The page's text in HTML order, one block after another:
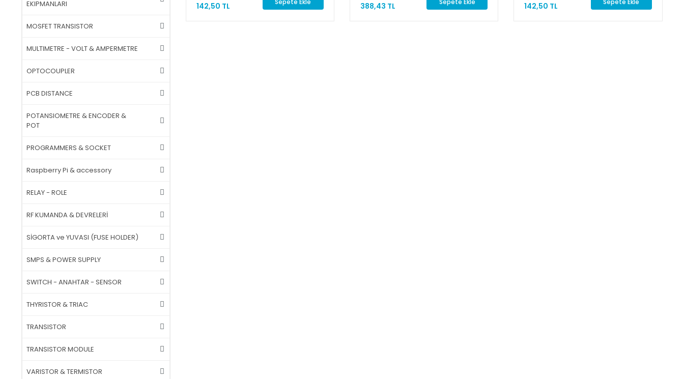
EKIPMANLARI
MOSFET TRANSISTOR
MULTIMETRE - VOLT & AMPERMETRE
OPTOCOUPLER
PCB DISTANCE
POTANSIOMETRE & ENCODER &
POT
PROGRAMMERS & SOCKET
Raspberry Pi & accessory
RELAY - ROLE
RF KUMANDA & DEVRELERİ
SİGORTA ve YUVASI (FUSE HOLDER)
SMPS & POWER SUPPLY
SWITCH - ANAHTAR - SENSOR
THYRISTOR & TRIAC
TRANSISTOR
TRANSISTOR MODULE
VARISTOR & TERMISTOR
142,50 TL Sepete Ekle 388,43 TL Sepete Ekle 142,50 TL Sepete Ekle